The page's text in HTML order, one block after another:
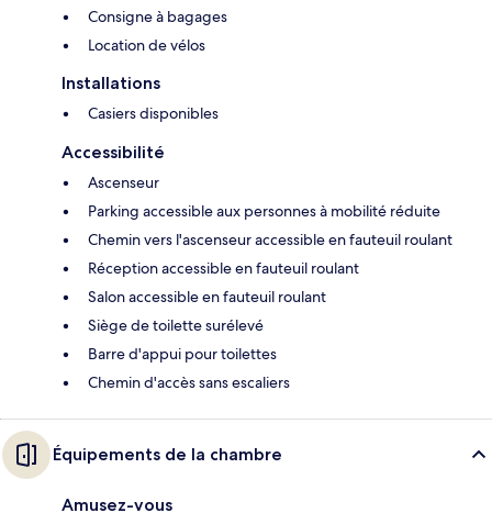
Consigne à bagages
Location de vélos
Installations
Casiers disponibles
Accessibilité
Ascenseur
Parking accessible aux personnes à mobilité réduite
Chemin vers l'ascenseur accessible en fauteuil roulant
Réception accessible en fauteuil roulant
Salon accessible en fauteuil roulant
Siège de toilette surélevé
Barre d'appui pour toilettes
Chemin d'accès sans escaliers
Équipements de la chambre
Amusez-vous